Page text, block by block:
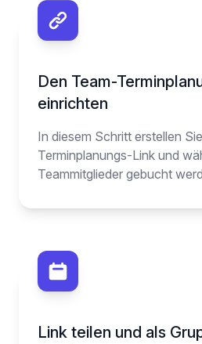
Den Team-
einrichten
In diesem Schritt erstellen
Terminplanungs-Link und
Teammitglieder gebucht
Link teilen und als